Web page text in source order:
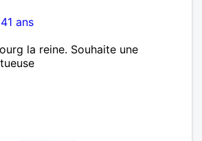
41 ans
la reine. Souhaite une